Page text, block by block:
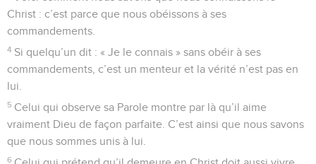
Christ : c’est parce que nous obéissons à ses
commandements.
4 Si quelqu’un dit : « Je le connais » sans obéir à ses
commandements, c’est un menteur et la vérité n’est pas en
lui.
5 Celui qui observe sa Parole montre par là qu’il aime
vraiment Dieu de façon parfaite. C’est ainsi que nous savons
que nous sommes unis à lui.
6